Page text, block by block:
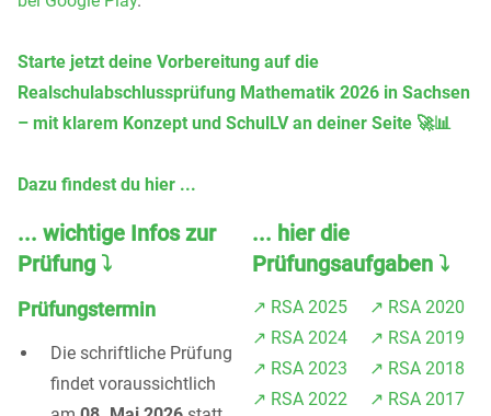
Starte jetzt deine Vorbereitung auf die
Realschulabschlussprüfung Mathematik 2026 in Sachsen
– mit klarem Konzept und SchulLV an deiner Seite 🚀📊
Dazu findest du hier ...
... wichtige Infos zur
Prüfung ⤵️
Prüfungstermin
Die schriftliche Prüfung
findet voraussichtlich
... hier die
Prüfungsaufgaben ⤵️
↗️ RSA 2025
↗️ RSA 2024
↗️ RSA 2023
↗️ RSA 2022
↗️ RSA 2020
↗️ RSA 2019
↗️ RSA 2018
↗️ RSA 2017